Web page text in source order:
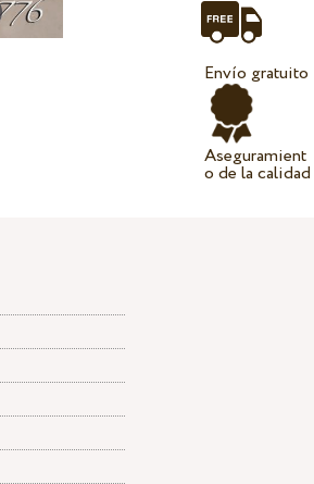
Envío gratuito
Aseguramient
o de la calidad